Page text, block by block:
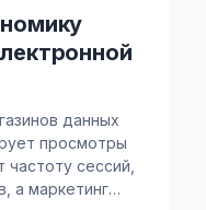
данных
просмотры
сессий,
а маркетинг